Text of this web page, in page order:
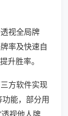
视全局牌
率及快速自
升胜率。
方软件实现
功能，部分用